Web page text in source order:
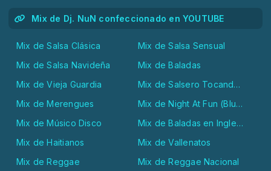
Mix de Dj. NuN confeccionado en YOUTUBE
Mix de Salsa Clásica
Mix de Salsa Sensual
Mix de Salsa Navideña
Mix de Baladas
Mix de Vieja Guardia
Mix de Salsero Tocando Boleros
Mix de Merengues
Mix de Night At Fun (Blues, Soul and Ballds)
Mix de Músico Disco
Mix de Baladas en Ingles (Ballds)
Mix de Haitianos
Mix de Vallenatos
Mix de Reggae
Mix de Reggae Nacional